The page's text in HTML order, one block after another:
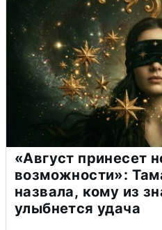
«Август принесет
возможности»:
назвала, кому из
улыбнется удача